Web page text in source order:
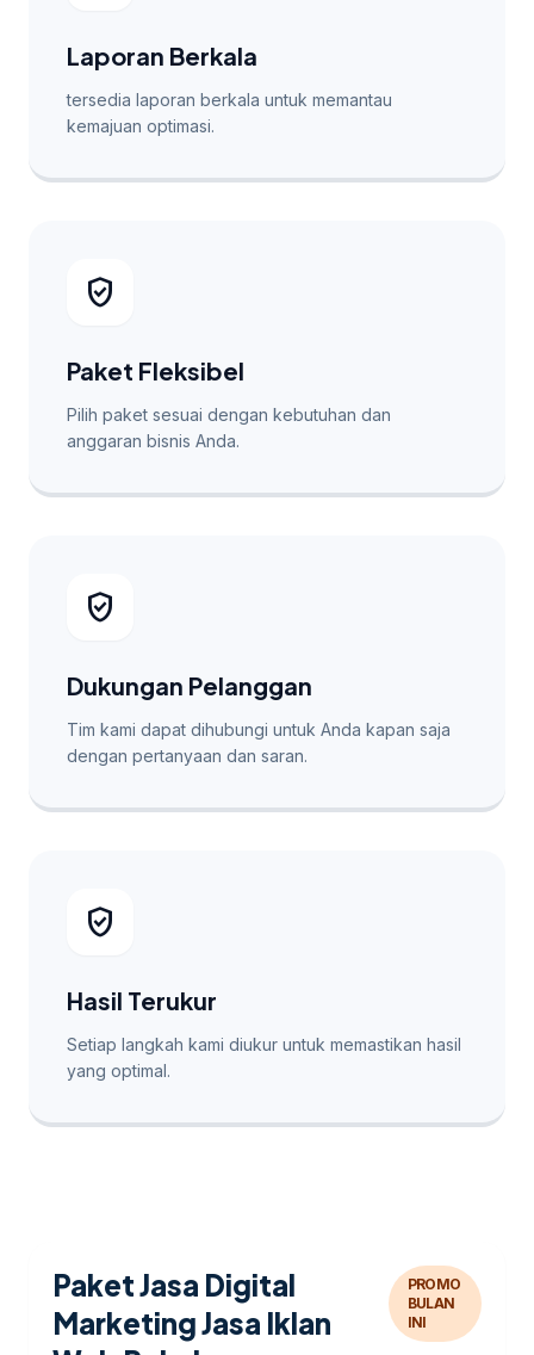
Laporan Berkala
tersedia laporan berkala untuk memantau
kemajuan optimasi.
verified_user
Paket Fleksibel
Pilih paket sesuai dengan kebutuhan dan
anggaran bisnis Anda.
verified_user
Dukungan Pelanggan
Tim kami dapat dihubungi untuk Anda kapan saja
dengan pertanyaan dan saran.
verified_user
Hasil Terukur
Setiap langkah kami diukur untuk memastikan hasil
yang optimal.
Paket Jasa Digital
Marketing Jasa Iklan
PROMO
BULAN
INI